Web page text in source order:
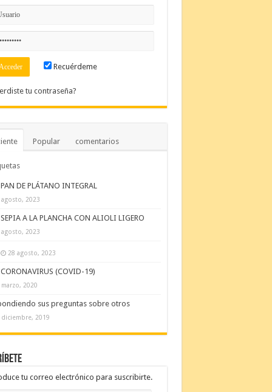
Recuérdeme
tu contraseña?
Popular comentarios
PAN DE PLÁTANO INTEGRAL
2023
SEPIA A LA PLANCHA CON ALIOLI LIGERO
2023
28 agosto, 2023
CORONAVIRUS (COVID-19)
2020
sus preguntas sobre otros
diciembre, 2019
tu correo electrónico para suscribirte.